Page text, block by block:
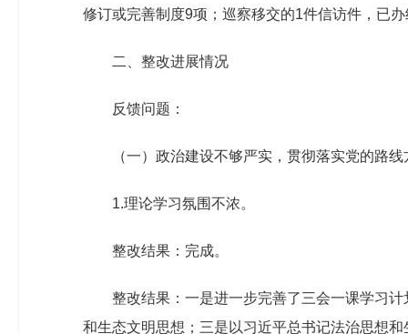
修订或完善制度9项；巡察移交的1件信访件，已
二、整改进展情况
反馈问题：
（一）政治建设不够严实，贯彻落实党的路
1.理论学习氛围不浓。
整改结果：完成。
整改结果：一是进一步完善了三会一课学习
和生态文明思想；三是以习近平总书记法治思想